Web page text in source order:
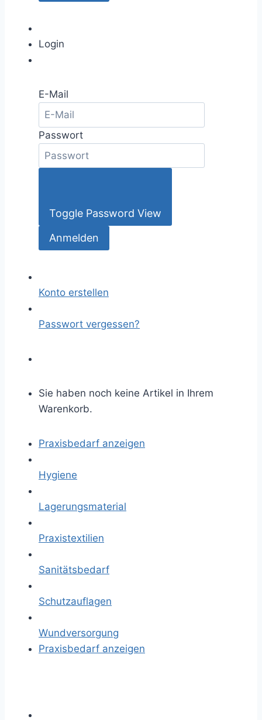
Login
E-Mail
Passwort
Toggle Password View
Konto erstellen
Passwort vergessen?
Sie haben noch keine Artikel in Ihrem
Warenkorb.
Praxisbedarf anzeigen
Hygiene
Lagerungsmaterial
Praxistextilien
Sanitätsbedarf
Schutzauflagen
Wundversorgung
Praxisbedarf anzeigen